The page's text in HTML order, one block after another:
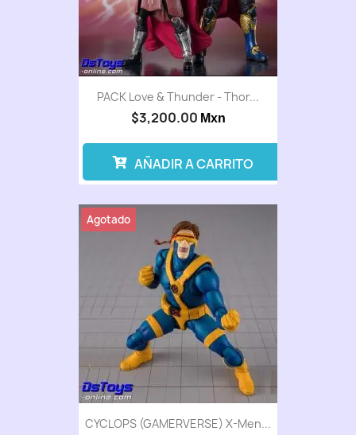
PACK Love & Thunder - Thor...
$3,200.00 Mxn
AÑADIR A CARRITO
CYCLOPS (GAMERVERSE) X-Men...
Agotado